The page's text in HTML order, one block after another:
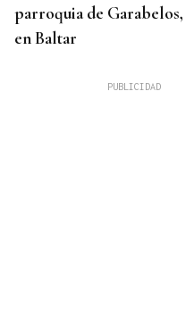
parroquia de Garabelos,
en Baltar